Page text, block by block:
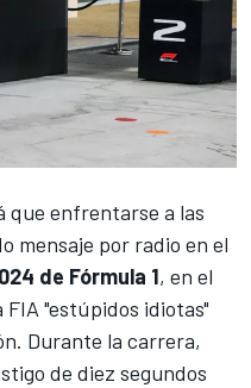
que enfrentarse a las
mensaje por radio en el
de Fórmula 1, en el
FIA "estúpidos idiotas"
Durante la carrera,
de diez segundos